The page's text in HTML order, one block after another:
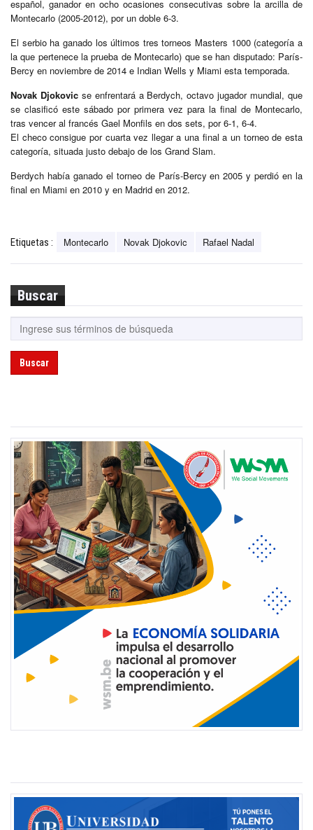
español, ganador en ocho ocasiones consecutivas sobre la arcilla de
Montecarlo (2005-2012), por un doble 6-3.
El serbio ha ganado los últimos tres torneos Masters 1000 (categoría a
la que pertenece la prueba de Montecarlo) que se han disputado: París-
Bercy en noviembre de 2014 e Indian Wells y Miami esta temporada.
Novak Djokovicse enfrentará a Berdych, octavo jugador mundial, que
se clasificó este sábado por primera vez para la final de Montecarlo,
tras vencer al francés Gael Monfils en dos sets, por 6-1, 6-4.
El checo consigue por cuarta vez llegar a una final a un torneo de esta
categoría, situada justo debajo de los Grand Slam.
Berdych había ganado el torneo de París-Bercy en 2005 y perdió en la
final en Miami en 2010 y en Madrid en 2012.
Etiquetas : Montecarlo Novak Djokovic Rafael Nadal
Buscar
Buscar